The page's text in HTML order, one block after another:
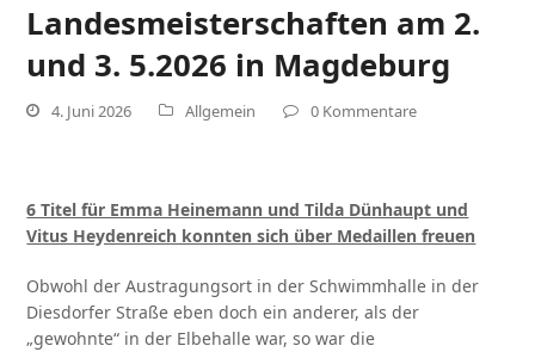
Landesmeisterschaften am 2.
und 3. 5.2026 in Magdeburg
4. Juni 2026 Allgemein 0 Kommentare
6 Titel für Emma Heinemann und Tilda Dünhaupt und
Vitus Heydenreich konnten sich über Medaillen freuen
Obwohl der Austragungsort in der Schwimmhalle in der
Diesdorfer Straße eben doch ein anderer, als der
„gewohnte“ in der Elbehalle war, so war die